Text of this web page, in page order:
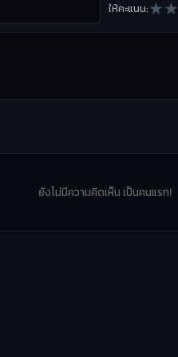
ให้คะแนน:★★
ยังไม่มีความคิดเห็น เป็นคนแรก!